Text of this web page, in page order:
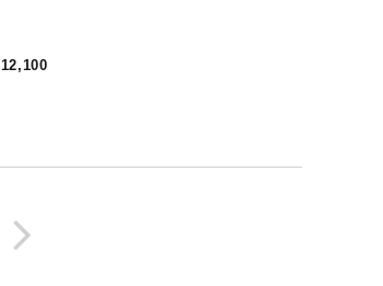
12,100